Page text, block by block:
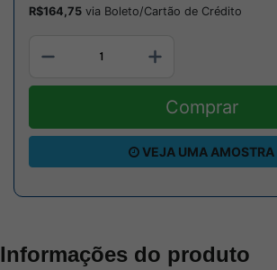
R$164,75 via Boleto/Cartão de Crédito
Comprar
VEJA UMA AMOSTRA
Informações do produto